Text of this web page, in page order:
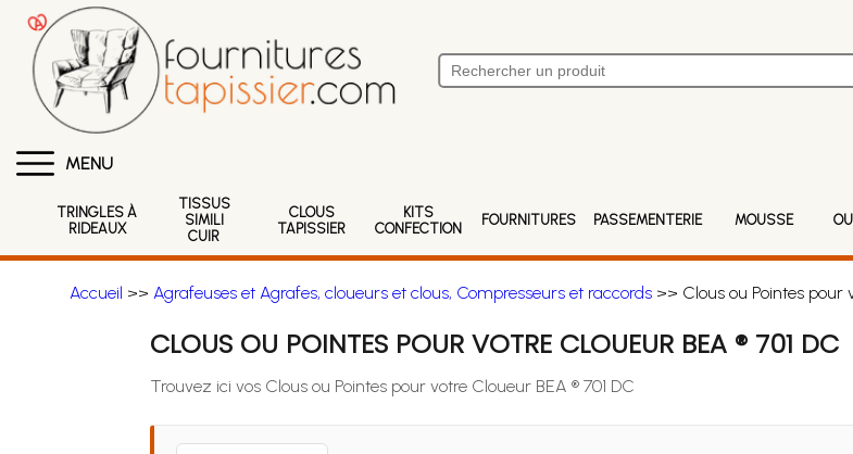
MENU
TRINGLES À
RIDEAUX
TISSUS
SIMILI
CUIR
CLOUS
TAPISSIER
KITS
CONFECTION
FOURNITURES PASSEMENTERIE MOUSSE
Accueil >> Agrafeuses et Agrafes, cloueurs et clous, Compresseurs et raccords>> Clous ou Pointes pour
CLOUS OU POINTES POUR VOTRE CLOUEUR BEA ® 701 DC
Trouvez ici vos Clous ou Pointes pour votre Cloueur BEA ® 701 DC